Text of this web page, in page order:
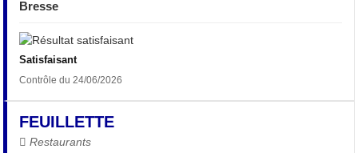
Bresse
Satisfaisant
Contrôle du 24/06/2026
FEUILLETTE
Restaurants